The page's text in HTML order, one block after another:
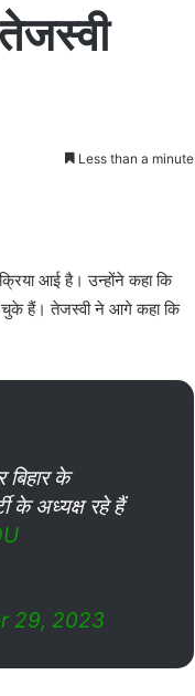
Less than a minute
आई है। उन्होंने कहा कि
चुके हैं। तेजस्वी ने आगे कहा कि
के
के अध्यक्ष रहे हैं
29, 2023
का इस्तीफा, कल नई कैबिनेट का